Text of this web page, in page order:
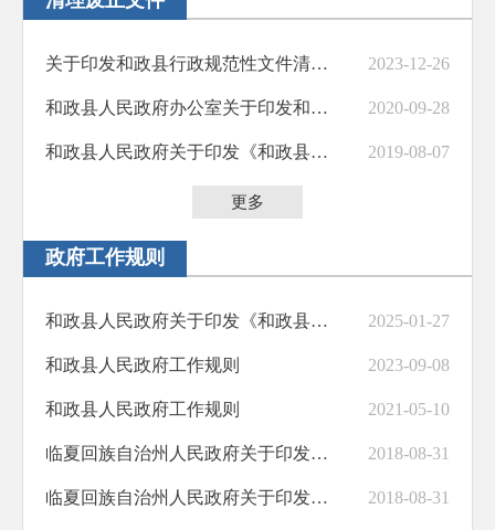
防范化解重大风险
财政资金直达基层
助企纾困
职业培训
饮水安全
基层政务公开标准化规范化
关于印发和政县行政规范性文件清理结果的通知 2023-12-26
和政县人民政府办公室关于印发和政县规范性文件清理结果的通知 2020-09-28
和政县人民政府关于印发《和政县人民政府政务服务中心管理办法（试行）》 《和政县行政审批电子监察系统运... 2019-08-07
更多
政府工作规则
和政县人民政府关于印发《和政县人民政府工作规则》的通知 2025-01-27
和政县人民政府工作规则 2023-09-08
和政县人民政府工作规则 2021-05-10
临夏回族自治州人民政府关于印发《临夏回族自治州人民政府工作规则》的通知 2018-08-31
临夏回族自治州人民政府关于印发《临夏回族自治州人民政府工作规则》的通知 2018-08-31